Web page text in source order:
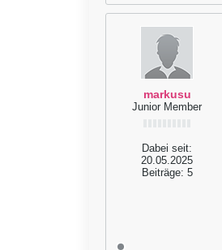
markusu
Junior Member
Dabei seit:
20.05.2025
Beiträge: 5